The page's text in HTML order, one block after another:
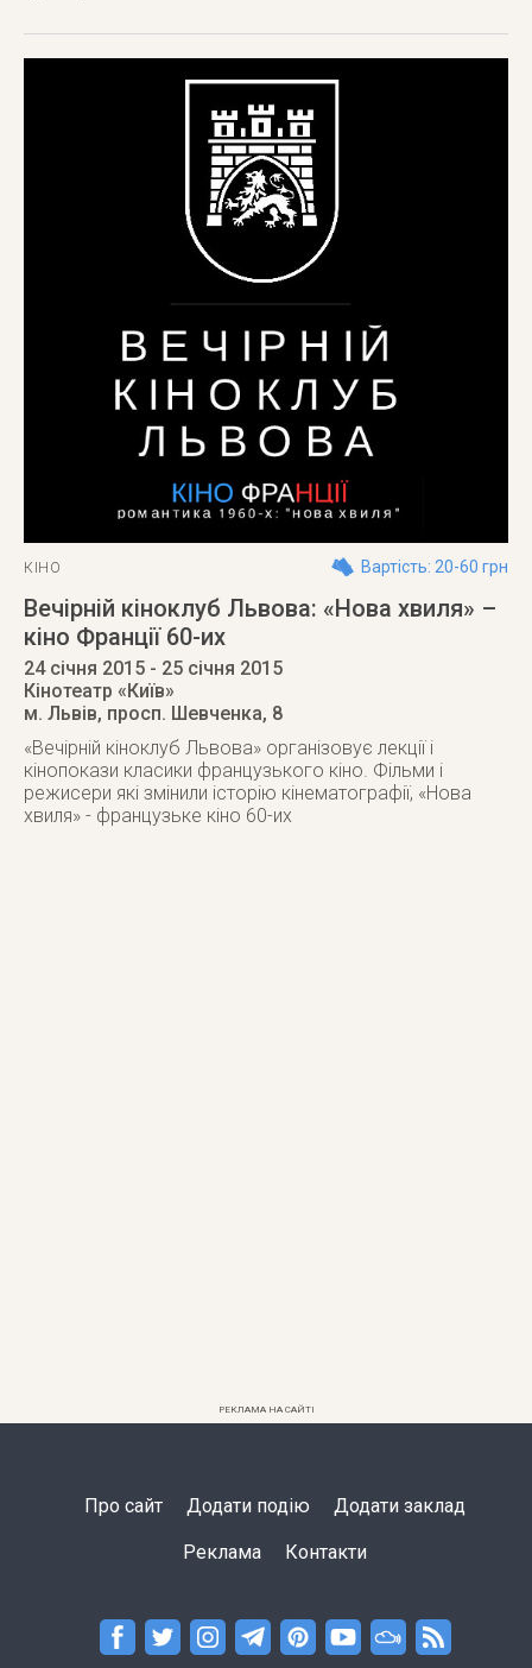
КІНО Вартість: 20-60 грн
Вечірній кіноклуб Львова: «Нова хвиля» –
кіно Франції 60-их
24 січня 2015 - 25 січня 2015
Кінотеатр «Київ»
м. Львів, просп. Шевченка, 8
«Вечірній кіноклуб Львова» організовує лекції і
кінопокази класики французького кіно. Фільми і
режисери які змінили історію кінематографії, «Нова
хвиля» - французьке кіно 60-их
РЕКЛАМА НА САЙТІ
Про сайт Додати подію Додати заклад
Реклама Контакти